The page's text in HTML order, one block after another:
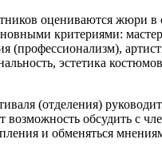
оцениваются жюри в
критериями:
(профессионализм),
эстетика
(отделения)
возможность обсудить с
и обменяться